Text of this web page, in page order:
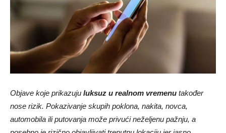
Objave koje prikazuju luksuz u realnom vremenu također
nose rizik. Pokazivanje skupih poklona, nakita, novca,
automobila ili putovanja može privući neželjenu pažnju, a